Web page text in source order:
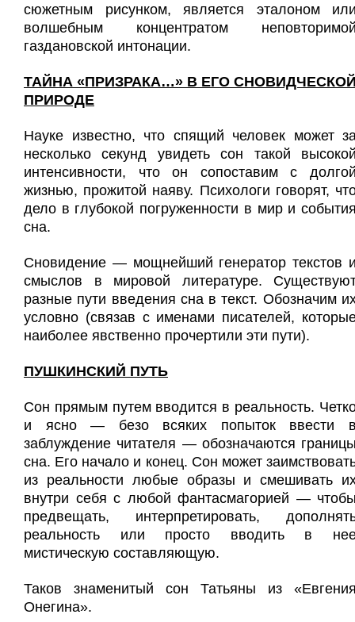
сюжетным рисунком, является эталоном
волшебным концентратом
газдановской интонации.
ТАЙНА «ПРИЗРАКА…» В ЕГО
ПРИРОДЕ
Науке известно, что спящий человек может
несколько секунд увидеть сон такой
интенсивности, что он сопоставим с
жизнью, прожитой наяву. Психологи говорят,
дело в глубокой погруженности в мир и
сна.
Сновидение — мощнейший генератор текстов
смыслов в мировой литературе.
разные пути введения сна в текст. Обозначим
условно (связав с именами писателей,
наиболее явственно прочертили эти пути).
ПУШКИНСКИЙ ПУТЬ
Сон прямым путем вводится в реальность.
и ясно — безо всяких попыток ввести
заблуждение читателя — обозначаются
сна. Его начало и конец. Сон может
из реальности любые образы и смешивать
внутри себя с любой фантасмагорией —
предвещать, интерпретировать,
реальность или просто вводить в
мистическую составляющую.
Таков знаменитый сон Татьяны из
Онегина».